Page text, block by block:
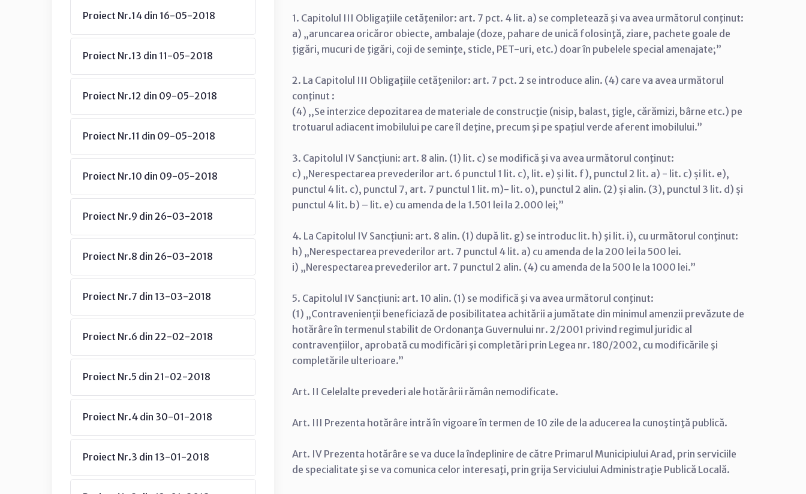
Proiect Nr.14 din 16-05-2018
Proiect Nr.13 din 11-05-2018
Proiect Nr.12 din 09-05-2018
Proiect Nr.11 din 09-05-2018
Proiect Nr.10 din 09-05-2018
Proiect Nr.9 din 26-03-2018
Proiect Nr.8 din 26-03-2018
Proiect Nr.7 din 13-03-2018
Proiect Nr.6 din 22-02-2018
Proiect Nr.5 din 21-02-2018
Proiect Nr.4 din 30-01-2018
Proiect Nr.3 din 13-01-2018
1. Capitolul III Obligaţiile cetăţenilor: art. 7 pct. 4 lit. a) se completează şi va avea următorul conţinut:
a) „aruncarea oricăror obiecte, ambalaje (doze, pahare de unică folosinţă, ziare, pachete goale de
ţigări, mucuri de ţigări, coji de seminţe, sticle, PET-uri, etc.) doar în pubelele special amenajate;”
2. La Capitolul III Obligaţiile cetăţenilor: art. 7 pct. 2 se introduce alin. (4) care va avea următorul
conţinut :
(4) ,,Se interzice depozitarea de materiale de construcţie (nisip, balast, ţigle, cărămizi, bârne etc.) pe
trotuarul adiacent imobilului pe care îl deţine, precum şi pe spaţiul verde aferent imobilului.”
3. Capitolul IV Sancțiuni: art. 8 alin. (1) lit. c) se modifică şi va avea următorul conţinut:
c) „Nerespectarea prevederilor art. 6 punctul 1 lit. c), lit. e) și lit. f), punctul 2 lit. a) - lit. c) și lit. e),
punctul 4 lit. c), punctul 7, art. 7 punctul 1 lit. m)- lit. o), punctul 2 alin. (2) și alin. (3), punctul 3 lit. d) și
punctul 4 lit. b) – lit. e) cu amenda de la 1.501 lei la 2.000 lei;”
4. La Capitolul IV Sancțiuni: art. 8 alin. (1) după lit. g) se introduc lit. h) şi lit. i), cu următorul conţinut:
h) „Nerespectarea prevederilor art. 7 punctul 4 lit. a) cu amenda de la 200 lei la 500 lei.
i) „Nerespectarea prevederilor art. 7 punctul 2 alin. (4) cu amenda de la 500 le la 1000 lei.”
5. Capitolul IV Sancțiuni: art. 10 alin. (1) se modifică şi va avea următorul conţinut:
(1) „Contravenienții beneficiază de posibilitatea achitării a jumătate din minimul amenzii prevăzute de
hotărâre în termenul stabilit de Ordonanţa Guvernului nr. 2/2001 privind regimul juridic al
contravenţiilor, aprobată cu modificări şi completări prin Legea nr. 180/2002, cu modificările şi
completările ulterioare.”
Art. II Celelalte prevederi ale hotărârii rămân nemodificate.
Art. III Prezenta hotărâre intră în vigoare în termen de 10 zile de la aducerea la cunoştinţă publică.
Art. IV Prezenta hotărâre se va duce la îndeplinire de către Primarul Municipiului Arad, prin serviciile
de specialitate şi se va comunica celor interesaţi, prin grija Serviciului Administraţie Publică Locală.